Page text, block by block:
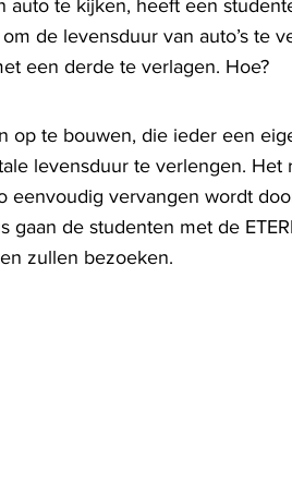
auto te kijken, heeft een
de levensduur van auto’s te
een derde te verlagen. Hoe?
op te bouwen, die ieder een
levensduur te verlengen. Het
eenvoudig vervangen wordt
gaan de studenten met de
zullen bezoeken.